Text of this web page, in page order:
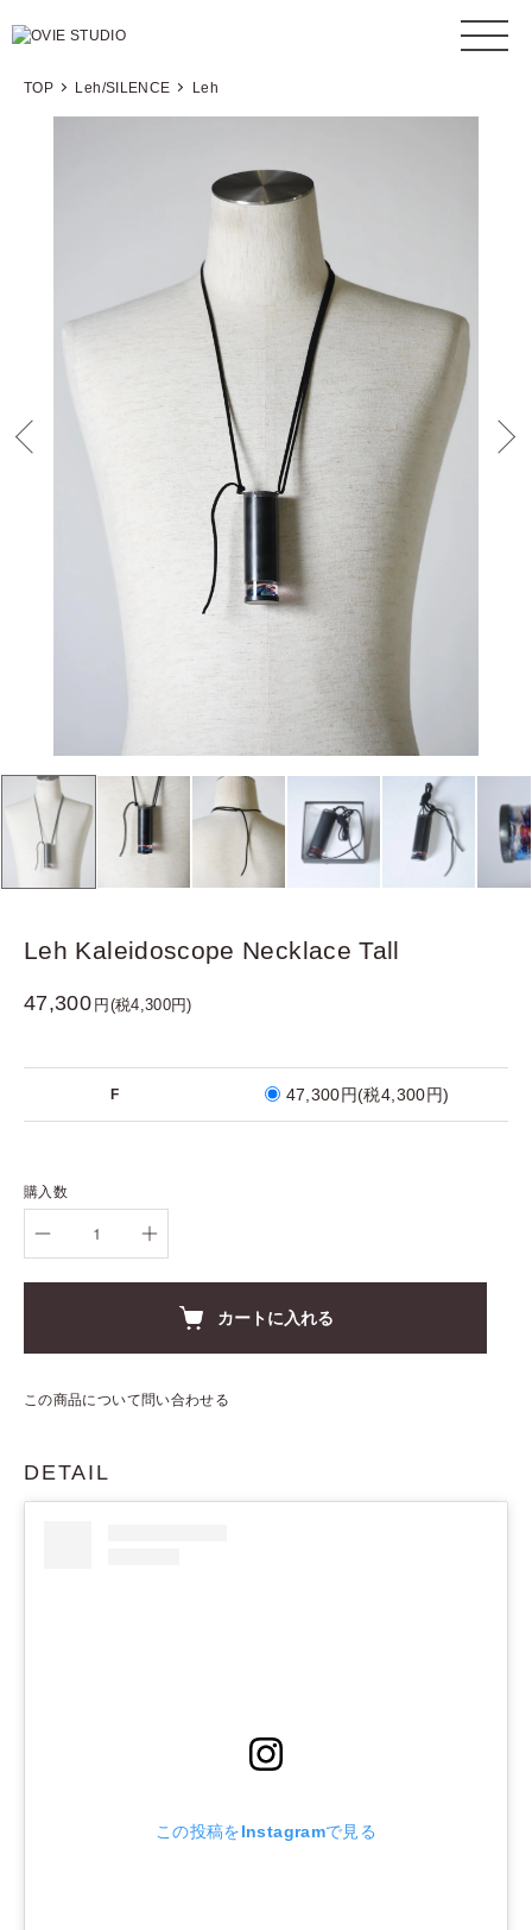
TOP Leh/SILENCE Leh
Leh Kaleidoscope Necklace Tall
47,300 円(税4,300円)
F 47,300円(税4,300円)
購入数
カートに入れる
この商品について問い合わせる
DETAIL
この投稿をInstagramで見る